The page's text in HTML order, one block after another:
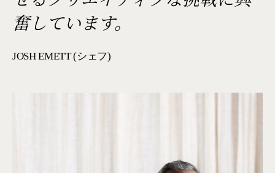
奮しています。
JOSH EMETT (シェフ)